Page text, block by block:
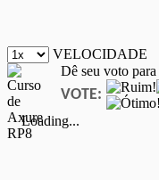
VELOCIDADE
Dê seu voto para
VOTE:
Loading...